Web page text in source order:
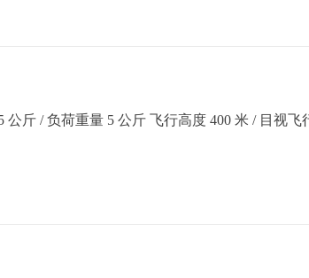
斤 / 负荷重量 5 公斤 飞行高度 400 米 / 目视飞